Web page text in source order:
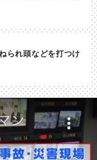
られ頭などを打つけ